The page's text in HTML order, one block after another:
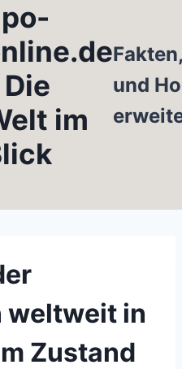
Die
im
und
weltweit in
Zustand